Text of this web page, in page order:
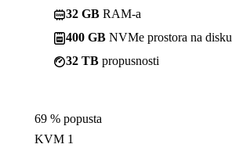
32 GB RAM-a
400 GB NVMe prostora na disku
32 TB propusnosti
69 % popusta
KVM 1